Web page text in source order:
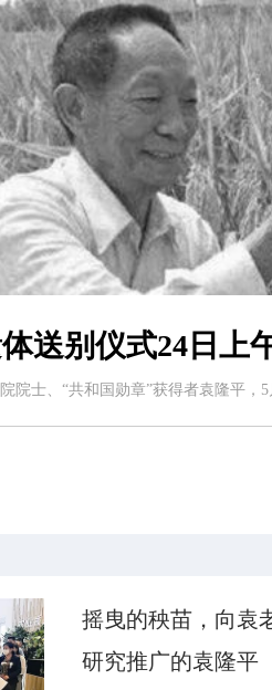
送别仪式24日上
院士、“共和国勋章”获得者袁隆平，
摇曳的秧苗，向袁
研究推广的袁隆平